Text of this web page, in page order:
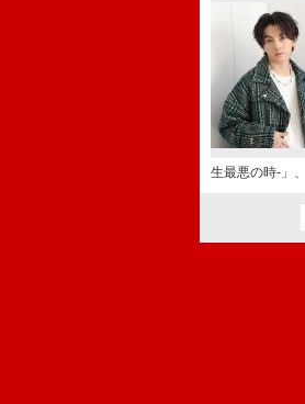
生最悪の時-」